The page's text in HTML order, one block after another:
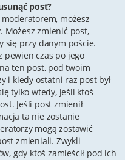
post?
możesz
Możesz zmienić post,
się przy danym poście.
pewien czas po jego
ten post, pod twoim
i kiedy ostatni raz post był
tylko wtedy, jeśli ktoś
Jeśli post zmienił
ta nie zostanie
mogą zostawić
zmieniali. Zwykli
gdy ktoś zamieścił pod ich